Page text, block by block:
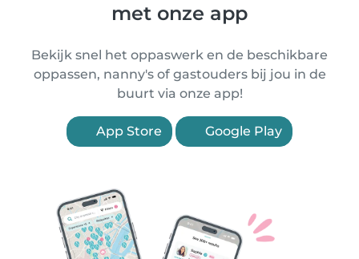
met onze app
Bekijk snel het oppaswerk en de beschikbare
oppassen, nanny's of gastouders bij jou in de
buurt via onze app!
App Store Google Play